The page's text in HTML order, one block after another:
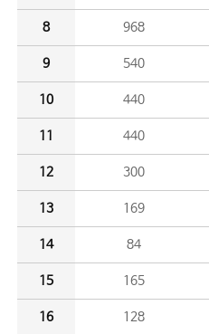
8 968
9 540
10 440
11 440
12 300
13 169
14 84
15 165
16 128